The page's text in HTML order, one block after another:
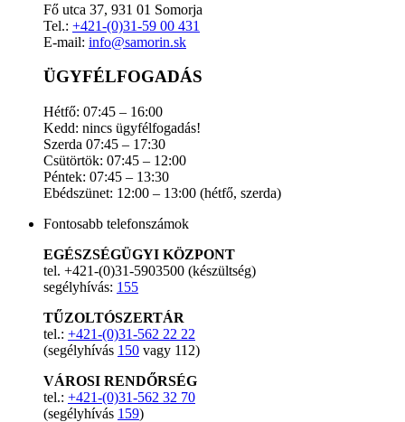
Fő utca 37, 931 01 Somorja
Tel.: +421-(0)31-59 00 431
E-mail: info@samorin.sk
ÜGYFÉLFOGADÁS
Hétfő: 07:45 – 16:00
Kedd: nincs ügyfélfogadás!
Szerda 07:45 – 17:30
Csütörtök: 07:45 – 12:00
Péntek: 07:45 – 13:30
Ebédszünet: 12:00 – 13:00 (hétfő, szerda)
Fontosabb telefonszámok
EGÉSZSÉGÜGYI KÖZPONT
tel. +421-(0)31-5903500 (készültség)
segélyhívás: 155
TŰZOLTÓSZERTÁR
tel.: +421-(0)31-562 22 22
(segélyhívás 150 vagy 112)
VÁROSI RENDŐRSÉG
tel.: +421-(0)31-562 32 70
(segélyhívás 159)